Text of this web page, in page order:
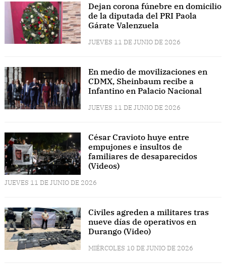
Dejan corona fúnebre en domicilio
de la diputada del PRI Paola
Gárate Valenzuela
JUEVES 11 DE JUNIO DE 2026
En medio de movilizaciones en
CDMX, Sheinbaum recibe a
Infantino en Palacio Nacional
JUEVES 11 DE JUNIO DE 2026
César Cravioto huye entre
empujones e insultos de
familiares de desaparecidos
(Videos)
JUEVES 11 DE JUNIO DE 2026
Civiles agreden a militares tras
nueve días de operativos en
Durango (Video)
MIÉRCOLES 10 DE JUNIO DE 2026